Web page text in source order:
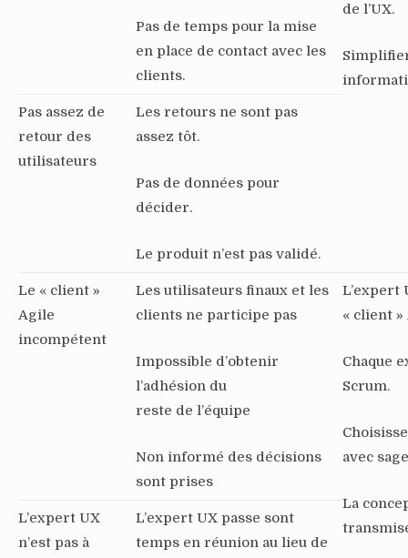
de l’UX.
Pas de temps pour la mise
en place de contact avec les
clients.
Pas assez de
retour des
utilisateurs
Les retours ne sont pas
assez tôt.
Pas de données pour
décider.
Le produit n’est pas validé.
Le « client »
Agile
incompétent
Les utilisateurs finaux et les
clients ne participe pas
Impossible d’obtenir
l’adhésion du
reste de l’équipe
Non informé des décisions
sont prises
L’expert
« client
Chaque
Scrum.
avec
La
L’expert UX
n’est pas à
L’expert UX passe sont
temps en réunion au lieu de